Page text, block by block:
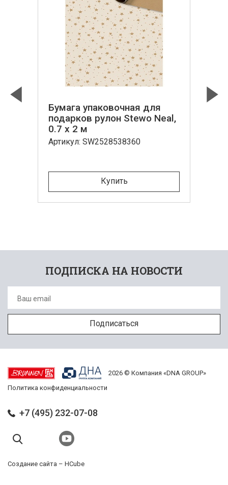
Бумага упаковочная для
подарков рулон Stewo Neal,
0.7 x 2 м
Артикул: SW2528538360
Купить
ПОДПИСКА НА НОВОСТИ
2026 © Компания «DNA GROUP»
Политика конфиденциальности
+7 (495) 232-07-08
Создание сайта – HCube